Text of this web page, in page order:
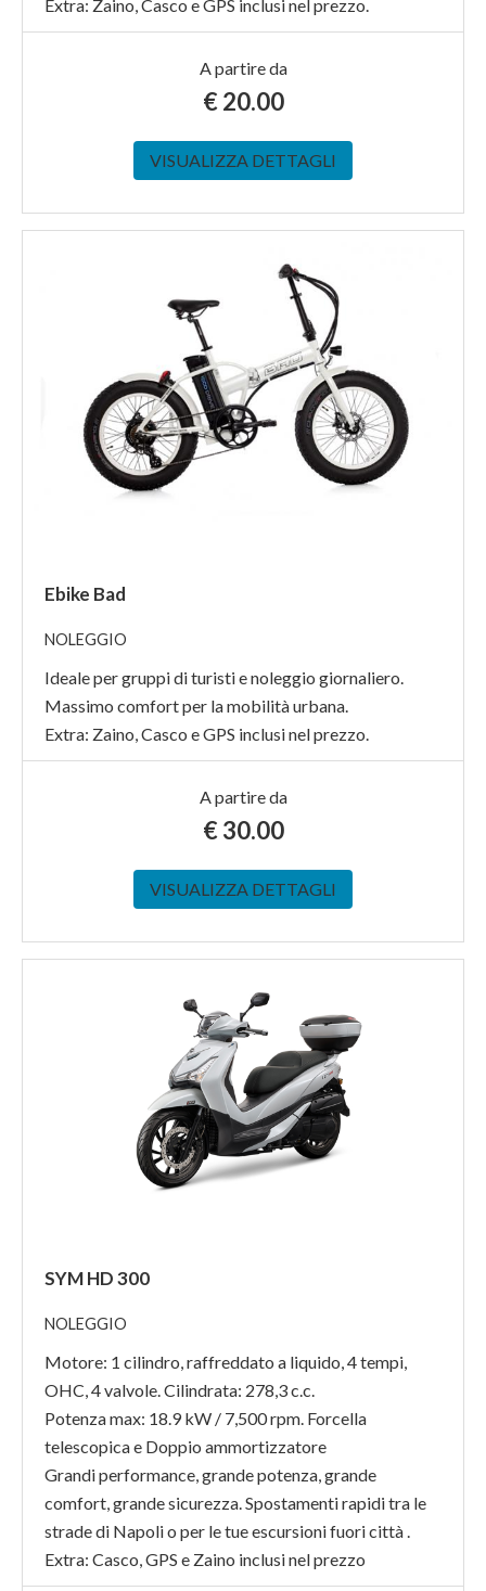
Extra: Zaino, Casco e GPS inclusi nel prezzo.
A partire da
€ 20.00
VISUALIZZA DETTAGLI
Ebike Bad
NOLEGGIO
Ideale per gruppi di turisti e noleggio giornaliero.
Massimo comfort per la mobilità urbana.
Extra: Zaino, Casco e GPS inclusi nel prezzo.
A partire da
€ 30.00
VISUALIZZA DETTAGLI
SYM HD 300
NOLEGGIO
Motore: 1 cilindro, raffreddato a liquido, 4 tempi,
OHC, 4 valvole. Cilindrata: 278,3 c.c.
Potenza max: 18.9 kW / 7,500 rpm. Forcella
telescopica e Doppio ammortizzatore
Grandi performance, grande potenza, grande
comfort, grande sicurezza. Spostamenti rapidi tra le
strade di Napoli o per le tue escursioni fuori città .
Extra: Casco, GPS e Zaino inclusi nel prezzo